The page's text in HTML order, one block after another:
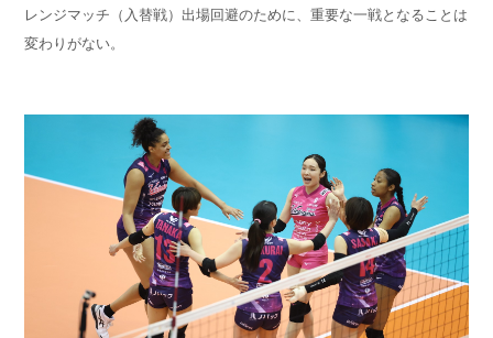
レンジマッチ（入替戦）出場回避のために、重要な一戦となることは
変わりがない。